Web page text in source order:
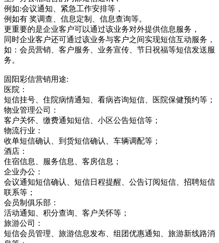
例如:会议通知、紧急工作安排等，
例如有 奖调查、信息定制、信息查询等。
更重要的是企业客户可以通过该业务对外提供信息服务，
同时企业客户还可通过该业务与客户之间实现短信互动服务，
如：会员营销、客户服务、业务宣传、节日祝福等短信发送服
务。
固阳彩信营销用途:
医院：
短信挂号、住院病情通知、看病咨询短信、医院保健预约等；
物业管理公司：
客户关怀、缴费通知短信、小区公告短信等；
物流行业：
收单短信确认、到货短信确认、车辆调配等；
酒店：
住宿信息、服务信息、客房信息；
企业办公：
会议通知短信确认、短信日程提醒、公告订阅短信、招聘短信
联系等；
会员制俱乐部：
活动通知、积分查询、客户关怀等；
旅游公司：
短信会员管理、旅游信息发布、组团优惠通知、旅游新线路消